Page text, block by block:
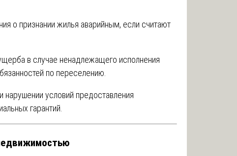
о признании жилья аварийным, если считают
в случае ненадлежащего исполнения
по переселению.
нарушении условий предоставления
гарантий.